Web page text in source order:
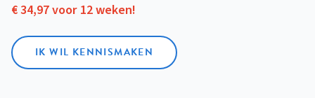
€ 34,97 voor 12 weken!
IK WIL KENNISMAKEN